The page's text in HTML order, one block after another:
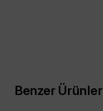
Benzer Ürünler